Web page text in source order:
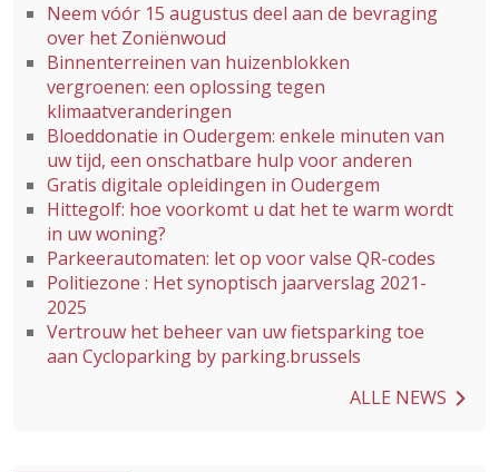
Neem vóór 15 augustus deel aan de bevraging
over het Zoniënwoud
Binnenterreinen van huizenblokken
vergroenen: een oplossing tegen
klimaatveranderingen
Bloeddonatie in Oudergem: enkele minuten van
uw tijd, een onschatbare hulp voor anderen
Gratis digitale opleidingen in Oudergem
Hittegolf: hoe voorkomt u dat het te warm wordt
in uw woning?
Parkeerautomaten: let op voor valse QR-codes
Politiezone : Het synoptisch jaarverslag 2021-
2025
Vertrouw het beheer van uw fietsparking toe
aan Cycloparking by parking.brussels
ALLE NEWS